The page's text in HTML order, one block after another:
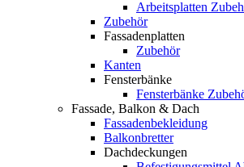
Arbeitsplatten
Zubehör
Fassadenplatten
Zubehör
Kanten
Fensterbänke
Fensterbänke
Fassade, Balkon & Dach
Fassadenbekleidung
Balkonbretter
Dachdeckungen